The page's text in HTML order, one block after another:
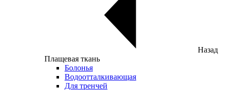
Назад
Плащевая ткань
Болонья
Водоотталкивающая
Для тренчей